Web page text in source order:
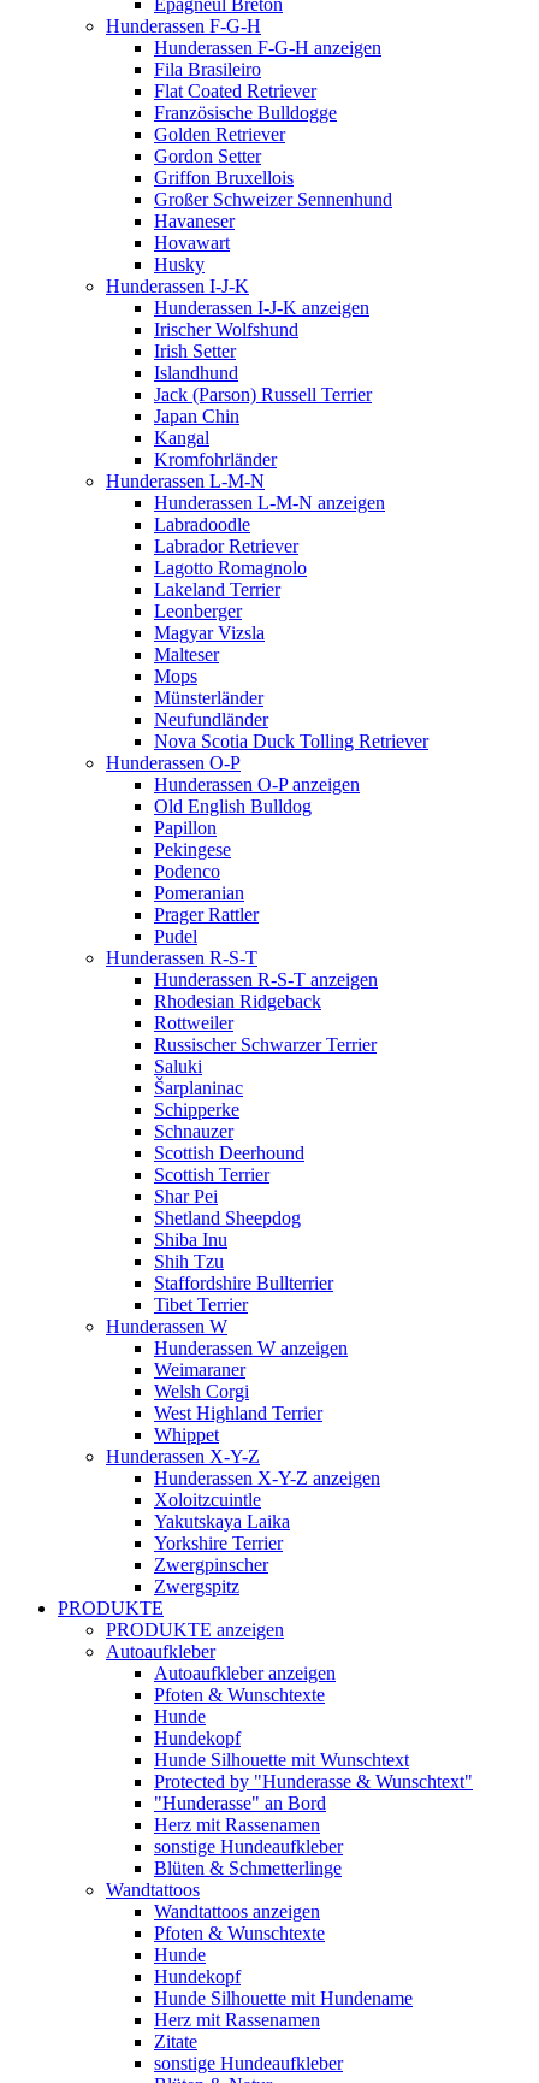
Epagneul Breton
Hunderassen F-G-H
Hunderassen F-G-H anzeigen
Fila Brasileiro
Flat Coated Retriever
Französische Bulldogge
Golden Retriever
Gordon Setter
Griffon Bruxellois
Großer Schweizer Sennenhund
Havaneser
Hovawart
Husky
Hunderassen I-J-K
Hunderassen I-J-K anzeigen
Irischer Wolfshund
Irish Setter
Islandhund
Jack (Parson) Russell Terrier
Japan Chin
Kangal
Kromfohrländer
Hunderassen L-M-N
Hunderassen L-M-N anzeigen
Labradoodle
Labrador Retriever
Lagotto Romagnolo
Lakeland Terrier
Leonberger
Magyar Vizsla
Malteser
Mops
Münsterländer
Neufundländer
Nova Scotia Duck Tolling Retriever
Hunderassen O-P
Hunderassen O-P anzeigen
Old English Bulldog
Papillon
Pekingese
Podenco
Pomeranian
Prager Rattler
Pudel
Hunderassen R-S-T
Hunderassen R-S-T anzeigen
Rhodesian Ridgeback
Rottweiler
Russischer Schwarzer Terrier
Saluki
Šarplaninac
Schipperke
Schnauzer
Scottish Deerhound
Scottish Terrier
Shar Pei
Shetland Sheepdog
Shiba Inu
Shih Tzu
Staffordshire Bullterrier
Tibet Terrier
Hunderassen W
Hunderassen W anzeigen
Weimaraner
Welsh Corgi
West Highland Terrier
Whippet
Hunderassen X-Y-Z
Hunderassen X-Y-Z anzeigen
Xoloitzcuintle
Yakutskaya Laika
Yorkshire Terrier
Zwergpinscher
Zwergspitz
PRODUKTE
PRODUKTE anzeigen
Autoaufkleber
Autoaufkleber anzeigen
Pfoten & Wunschtexte
Hunde
Hundekopf
Hunde Silhouette mit Wunschtext
Protected by "Hunderasse & Wunschtext"
"Hunderasse" an Bord
Herz mit Rassenamen
sonstige Hundeaufkleber
Blüten & Schmetterlinge
Wandtattoos
Wandtattoos anzeigen
Pfoten & Wunschtexte
Hunde
Hundekopf
Hunde Silhouette mit Hundename
Herz mit Rassenamen
Zitate
sonstige Hundeaufkleber